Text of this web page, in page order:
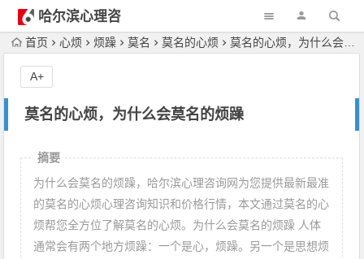
哈尔滨心理咨
询首页 心烦 烦躁 莫名 莫名的心烦 莫名的心烦，为什么会莫名的烦躁
莫名的心烦，为什么会莫名的烦躁
A+
摘要
为什么会莫名的烦躁，哈尔滨心理咨询网为您提供最新最准
的莫名的心烦心理咨询知识和价格行情，本文通过莫名的心
烦帮您全方位了解莫名的心烦。为什么会莫名的烦躁 人体
通常会有两个地方烦躁：一个是心，烦躁。另一个是思想烦